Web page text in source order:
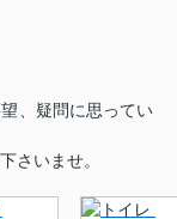
、疑問に思ってい
さいませ。